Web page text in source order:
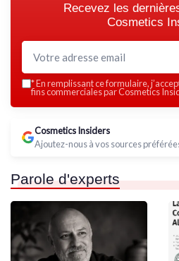
Recevez les
Cosmetics
*En remplissant ce formulaire,
fins commerciales par Cosmetics
Cosmetics Insiders
Ajoutez-nous à vos sources
Parole d'experts